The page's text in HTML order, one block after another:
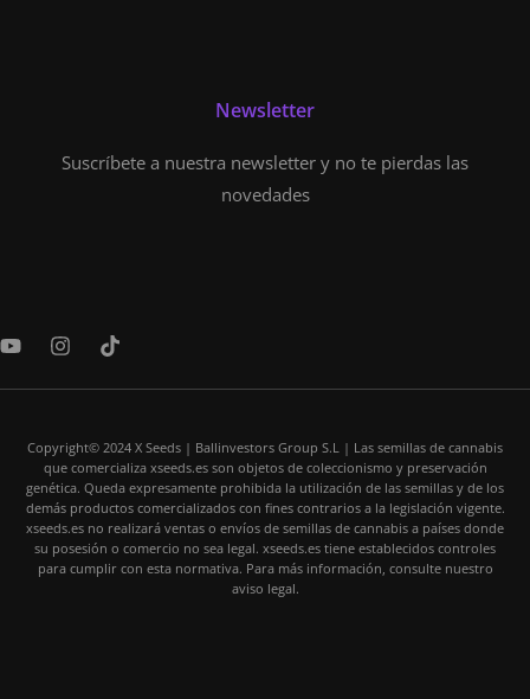
Newsletter
Suscríbete a nuestra newsletter y no te pierdas las
novedades
Y
u
I
s
g
r
a
m
T
k
k
Copyright© 2024 X Seeds | Ballinvestors Group S.L | Las semillas de cannabis
que comercializa xseeds.es son objetos de coleccionismo y preservación
genética. Queda expresamente prohibida la utilización de las semillas y de los
demás productos comercializados con fines contrarios a la legislación vigente.
xseeds.es no realizará ventas o envíos de semillas de cannabis a países donde
su posesión o comercio no sea legal. xseeds.es tiene establecidos controles
para cumplir con esta normativa. Para más información, consulte nuestro
aviso legal.